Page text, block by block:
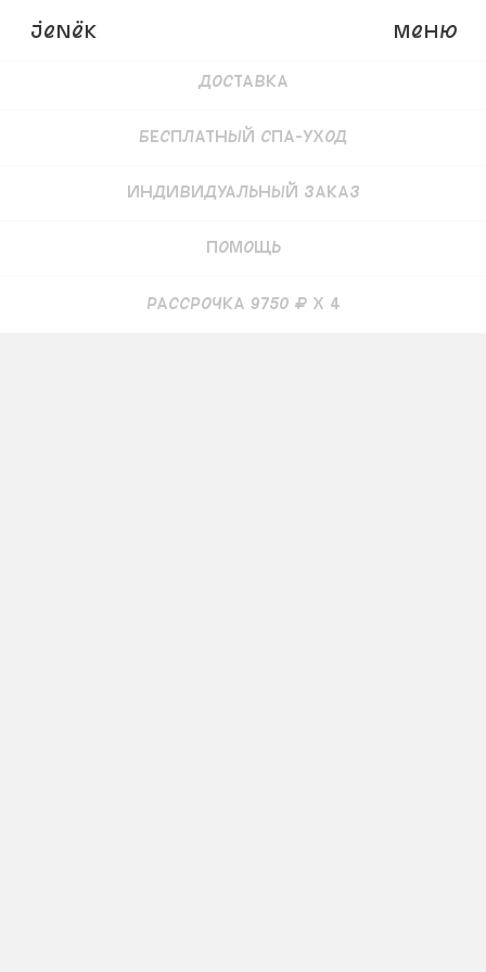
JENёK Меню
Доставка
Бесплатный СПА-уход
Индивидуальный заказ
Помощь
рассрочка 9750 ₽ x 4